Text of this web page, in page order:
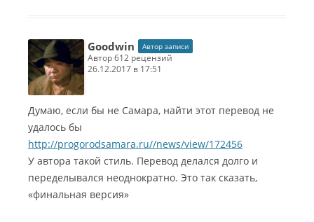
Goodwin Автор записи
автор 612 рецензий
26.12.2017 в 17:51
Думаю, если бы не Самара, найти этот перевод не
удалось бы
http://progorodsamara.ru//news/view/172456
У автора такой стиль. Перевод делался долго и
переделывался неоднократно. Это так сказать,
«финальная версия»